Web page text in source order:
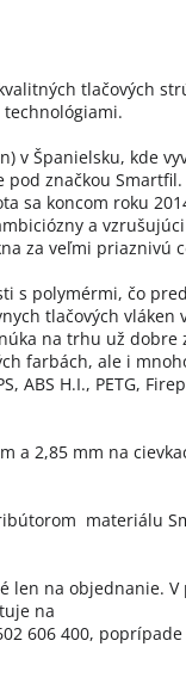
tlačových
v Španielsku, kde
značkou Smartfil.
sa koncom roku
a
za veľmi priaznivú
s polymérmi, čo
tlačových vláken
na trhu už dobre
farbách, ale i
ABS H.I., PETG,
a 2,85 mm na
materiálu
len na objednanie.
na
606 400,